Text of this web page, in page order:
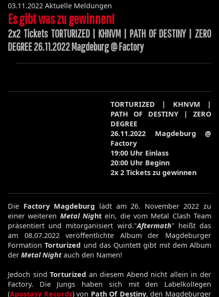
03.11.2022 Aktuelle Meldungen
Es gibt was zu gewinnen!
2x2 Tickets TORTURIZED | KHNVM | PATH OF DESTINY | ZERO
DEGREE 26.11.2022 Magdeburg @ Factory
TORTURIZED | KHNVM |
PATH OF DESTINY | ZERO
DEGREE
26.11.2022 Magdeburg @
Factory
19:00 Uhr Einlass
20:00 Uhr Beginn
2x 2 Tickets zu gewinnen
Die Factory Magdeburg lädt am 26. November 2022 zu
einer weiteren Metal Night ein, die vom Metal Clash Team
präsentiert und mitorganisiert wird."Aftermath" heißt das
am 08.07.2022 veröffentlichte Album der Magdeburger
FormationTorturized und das Quintett gibt mit dem Album
der Metal Night auch den Namen!
Jedoch sindTorturized an diesem Abend nicht allein in der
Factory. Die Jungs haben sich mit den Labelkollegen
(Apostasy Records) von Path Of Destiny, den Magdeburger